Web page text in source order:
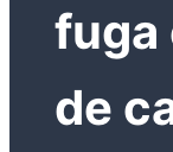
fuga
de